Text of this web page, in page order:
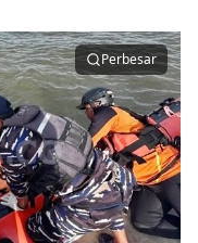
Perbesar